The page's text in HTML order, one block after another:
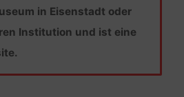
in Eisenstadt oder
Institution und ist eine